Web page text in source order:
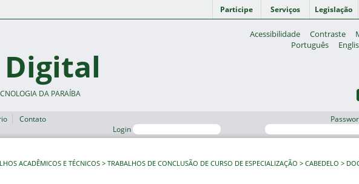
Participe Serviços Legislação
Acessibilidade Contraste
Português
DA PARAÍBA
Contato
Login
ACADÊMICOS E TÉCNICOS TRABALHOS DE CONCLUSÃO DE CURSO DE ESPECIALIZAÇÃO CABEDELO